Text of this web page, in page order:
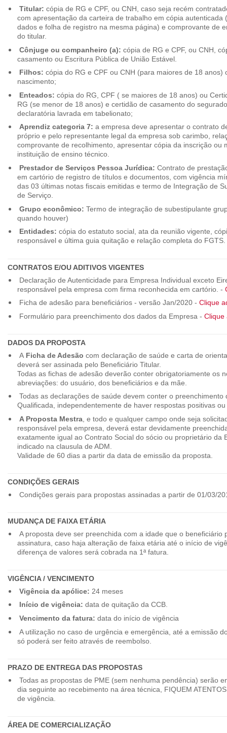
Titular: cópia de RG e CPF, ou CNH, caso seja recém
com apresentação da carteira de trabalho em cópia autenticada
dados e folha de registro na mesma página) e comprovante de
do titular.
Cônjuge ou companheiro (a): cópia de RG e CPF, ou CNH,
casamento ou Escritura Pública de União Estável.
Filhos: cópia do RG e CPF ou CNH (para maiores de 18 anos)
nascimento;
Enteados: cópia do RG, CPF ( se maiores de 18 anos) ou
RG (se menor de 18 anos) e certidão de casamento do
declaratória lavrada em tabelionato;
Aprendiz categoria 7: a empresa deve apresentar o contrato
próprio e pelo representante legal da empresa sob carimbo,
comprovante de recolhimento, apresentar cópia da inscrição ou
instituição de ensino técnico.
Prestador de Serviços Pessoa Jurídica: Contrato de
em cartório de registro de títulos e documentos, com vigência
das 03 últimas notas fiscais emitidas e termo de Integração de
de Serviço.
Grupo econômico: Termo de integração de subestipulante
quando houver)
Entidades: cópia do estatuto social, ata da reunião vigente,
responsável e última guia quitação e relação completa do FGTS.
CONTRATOS E/OU ADITIVOS VIGENTES
Declaração de Autenticidade para Empresa Individual exceto
responsável pela empresa com firma reconhecida em cartório. -
Ficha de adesão para beneficiários - versão Jan/2020 - Clique
Formulário para preenchimento dos dados da Empresa - Clique
DADOS DA PROPOSTA
A Ficha de Adesão com declaração de saúde e carta de
deverá ser assinada pelo Beneficiário Titular.
Todas as fichas de adesão deverão conter obrigatoriamente os
abreviações: do usuário, dos beneficiários e da mãe.
Todas as declarações de saúde devem conter o preenchimento
Qualificada, independentemente de haver respostas positivas ou
A Proposta Mestra, e todo e qualquer campo onde seja
responsável pela empresa, deverá estar devidamente
exatamente igual ao Contrato Social do sócio ou proprietário da
indicado na clausula de ADM.
Validade de 60 dias a partir da data de emissão da proposta.
CONDIÇÕES GERAIS
Condições gerais para propostas assinadas a partir de 01/03/
MUDANÇA DE FAIXA ETÁRIA
A proposta deve ser preenchida com a idade que o beneficiário
assinatura, caso haja alteração de faixa etária até o início de
diferença de valores será cobrada na 1ª fatura.
VIGÊNCIA / VENCIMENTO
Vigência da apólice: 24 meses
Início de vigência: data de quitação da CCB.
Vencimento da fatura: data do início de vigência
A utilização no caso de urgência e emergência, até a emissão
só poderá ser feito através de reembolso.
PRAZO DE ENTREGA DAS PROPOSTAS
Todas as propostas de PME (sem nenhuma pendência) serão
dia seguinte ao recebimento na área técnica, FIQUEM
de vigência.
ÁREA DE COMERCIALIZAÇÃO